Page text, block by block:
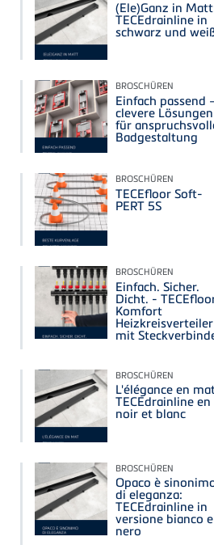
(Ele)Ganz in
TECEdrainline in
schwarz und
BROSCHÜREN
Einfach passend
clevere Lösungen
für
Badgestaltung
BROSCHÜREN
TECEfloor Soft-
PERT 5S
BROSCHÜREN
Einfach. Sicher.
Dicht. -
Komfort
Heizkreisverteiler
mit
BROSCHÜREN
L'élégance en
TECEdrainline en
noir et blanc
BROSCHÜREN
Opaco è
di eleganza:
TECEdrainline in
versione bianco e
nero